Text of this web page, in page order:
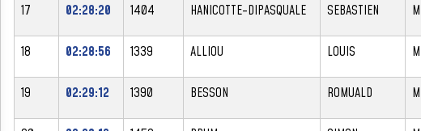
17 02:28:20 1404 HANICOTTE-DIPASQUALE SEBASTIEN M
18 02:28:56 1339 ALLIOU LOUIS M
19 02:29:12 1390 BESSON ROMUALD M